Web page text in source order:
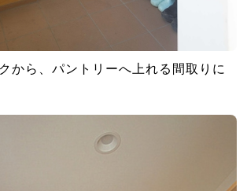
から、パントリーへ上れる間取りに